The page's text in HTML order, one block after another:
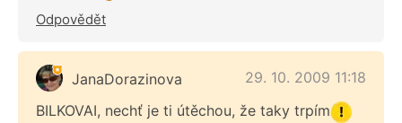
Odpovědět
JanaDorazinova
29. 10. 2009 11:18
BILKOVAI, nechť je ti útěchou, že taky trpím